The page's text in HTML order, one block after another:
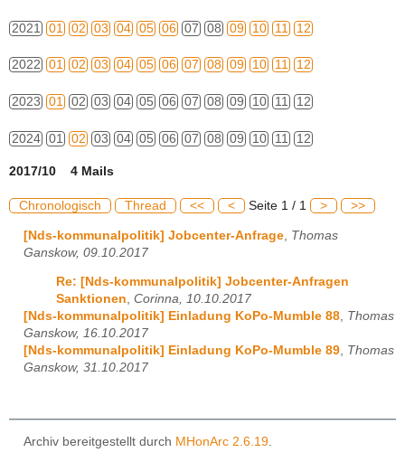
2021 01 02 03 04 05 06 07 08 09 10 11 12
2022 01 02 03 04 05 06 07 08 09 10 11 12
2023 01 02 03 04 05 06 07 08 09 10 11 12
2024 01 02 03 04 05 06 07 08 09 10 11 12
2017/10 4 Mails
Chronologisch Thread << < Seite 1 / 1 > >>
[Nds-kommunalpolitik] Jobcenter-Anfrage Thomas
Ganskow, 09.10.2017
Re: [Nds-kommunalpolitik] Jobcenter-Anfragen
Sanktionen, Corinna, 10.10.2017
[Nds-kommunalpolitik] Einladung KoPo-Mumble 88, Thomas
Ganskow, 16.10.2017
[Nds-kommunalpolitik] Einladung KoPo-Mumble 89, Thomas
Ganskow, 31.10.2017
Archiv bereitgestellt durch MHonArc 2.6.19.